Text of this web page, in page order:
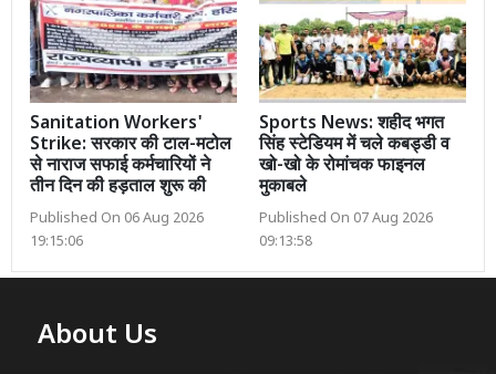
Sanitation Workers'
Strike: सरकार की टाल-मटोल
से नाराज सफाई कर्मचारियों ने
तीन दिन की हड़ताल शुरू की
Published On 06 Aug 2026
19:15:06
Sports News: शहीद भगत
सिंह स्टेडियम में चले कबड्डी व
खो-खो के रोमांचक फाइनल
मुकाबले
Published On 07 Aug 2026
09:13:58
About Us